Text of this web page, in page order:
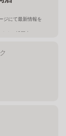
ジにて最新情報を
ウン浜岡内